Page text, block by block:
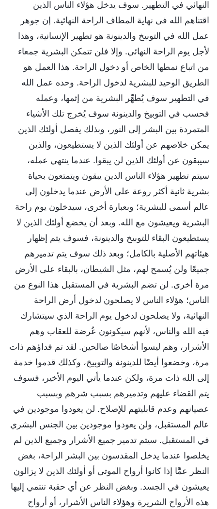
النهائي في التطهير. سوف يدخل هؤلاء الناس الذين
اقتناهم الله في نهاية المطاف الراحة النهائية. إن جوهر
عمل الله في التوبيخ والدينونة هو تطهير الإنسانية، وهذا
لأجل يوم الراحة النهائي. وإلا فلن تتمكن البشرية جمعاء
من اتباع نمطها الخاص أو دخول الراحة. هذا العمل هو
الطريق الوحيد للبشرية لدخول الراحة. وحده عمل الله
في التطهير سوف يُطهِّر البشرية من إثمها، وعمله
فحسب في التوبيخ والدينونة سوف يُخرج تلك الأشياء
المتمردة بين البشر إلى النور، وبذلك يفصل أولئك الذين
يمكن خلاصهم عن أولئك الذين لا يستطيعون، والذين
سيبقون عن أولئك الذين لن يبقوا. عندما ينتهي عمله،
سيتم تطهير هؤلاء الناس الذين يبقون ويتمتعون بحياة
بشرية ثانية أكثر روعة على الأرض عندما يدخلون إلى
عالم أسمى للبشرية؛ وبعبارة أخرى، سيدخلون يوم راحة
البشرية ويعيشون مع الله. وبعد أن يخضع أولئك الذين لا
يستطيعون البقاء للتوبيخ والدينونة، فسوف يتم إظهار
هيئاتهم الأصلية بالكامل؛ وبعد ذلك سوف يتم تدميرهم
جميعًا ولن يُسمح لهم، مثل الشيطان، بالبقاء على الأرض
مرة أخرى. لن تضم البشرية في المستقبل هذا النوع من
الناس؛ هؤلاء الناس لا يصلحون لدخول أرض الراحة
النهائية، ولا يصلحون لدخول يوم الراحة الذي سيتشارك
فيه الله والناس، لأنهم سيكونون عُرضة للعقاب وهم
الأشرار، وهم ليسوا أشخاصًا صالحين. لقد تم فداؤهم ذات
مرة، وخضعوا أيضًا للدينونة والتوبيخ، وكذلك قدموا خدمة
إلى الله ذات مرة، ولكن عندما يأتي اليوم الأخير، فسوف
يتم القضاء عليهم وتدميرهم بسبب شرهم وبسبب
عصيانهم وعدم قابليتهم للإصلاح. لن يعودوا موجودين في
عالم المستقبل، ولن يعودوا موجودين بين الجنس البشري
في المستقبل. سيتم تدمير جميع الأشرار وجميع الذين لم
يخلصوا عندما يدخل المقدسون بين البشر الراحة، بغض
النظر عمَّا إذا كانوا أرواح الموتى أو أولئك الذين لا يزالون
يعيشون في الجسد. وبغض النظر عن أي حقبة تنتمي إليها
هذه الأرواح الشريرة وهؤلاء الناس الأشرار، أو أرواح